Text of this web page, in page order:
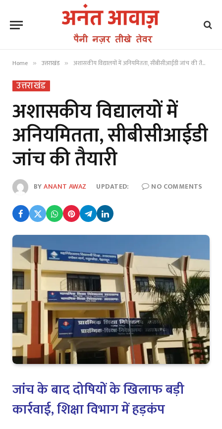
Home » उत्तराखंड » अशासकीय विद्यालयों में अनियमितता, सीबीसीआईडी जांच की तैयारी
उत्तराखंड
अशासकीय विद्यालयों में
अनियमितता, सीबीसीआईडी
जांच की तैयारी
BYANANT AWAZ UPDATED: NO COMMENTS
जांच के बाद दोषियों के खिलाफ बड़ी
कार्रवाई, शिक्षा विभाग में हड़कंप